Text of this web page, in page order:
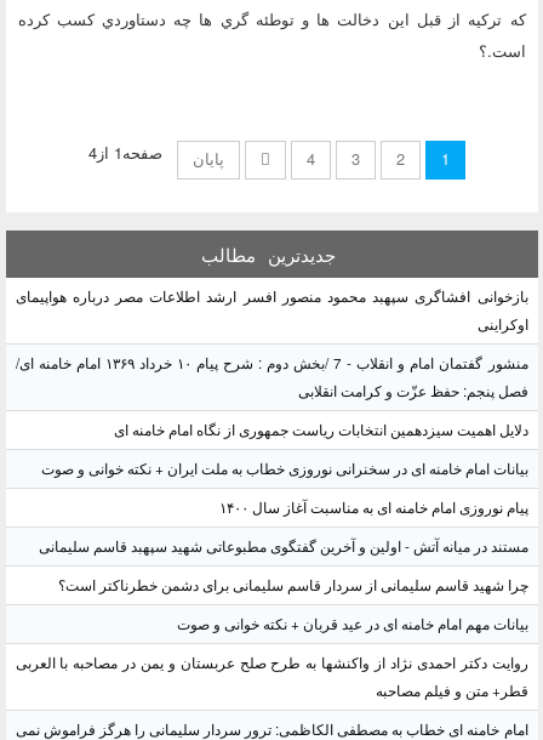
که ترکيه از قبل اين دخالت ها و توطئه گري ها چه دستاوردي کسب کرده
است.؟
صفحه1 از4 1
2
3
4 پایان
جدیدترین مطالب
بازخوانی افشاگری سپهبد محمود منصور افسر ارشد اطلاعات مصر درباره هواپیمای
اوکراینی
منشور گفتمان امام و انقلاب - 7 /بخش دوم : شرح پیام ۱۰ خرداد ۱۳۶۹ امام خامنه ای/
فصل پنجم: حفظ عزّت و کرامت انقلابی
دلایل اهمیت سیزدهمین انتخابات ریاست جمهوری از نگاه امام خامنه ای
بیانات امام خامنه ای در سخنرانی نوروزی خطاب به ملت ایران + نکته خوانی و صوت
پیام نوروزی امام خامنه ای به مناسبت آغاز سال ۱۴۰۰
مستند در میانه آتش - اولین و آخرین گفتگوی مطبوعاتی شهید سپهبد قاسم سلیمانی
چرا شهید قاسم سلیمانی از سردار قاسم سلیمانی برای دشمن خطرناکتر است؟
بیانات مهم امام خامنه ای در عید قربان + نکته خوانی و صوت
روایت دکتر احمدی نژاد از واکنشها به طرح صلح عربستان و یمن در مصاحبه با العربی
قطر+ متن و فیلم مصاحبه
امام خامنه ای خطاب به مصطفی الکاظمی: ترور سردار سلیمانی را هرگز فراموش نمی